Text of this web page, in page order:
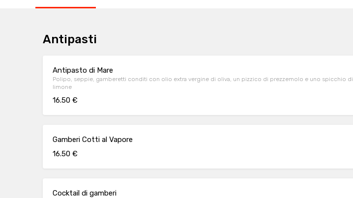
Antipasti
Antipasto di Mare
Polipo, seppie, gamberetti conditi con olio extra vergine di oliva, un pizzico di prezzemolo e uno spicchio di
limone
16.50 €
Gamberi Cotti al Vapore
16.50 €
Cocktail di gamberi